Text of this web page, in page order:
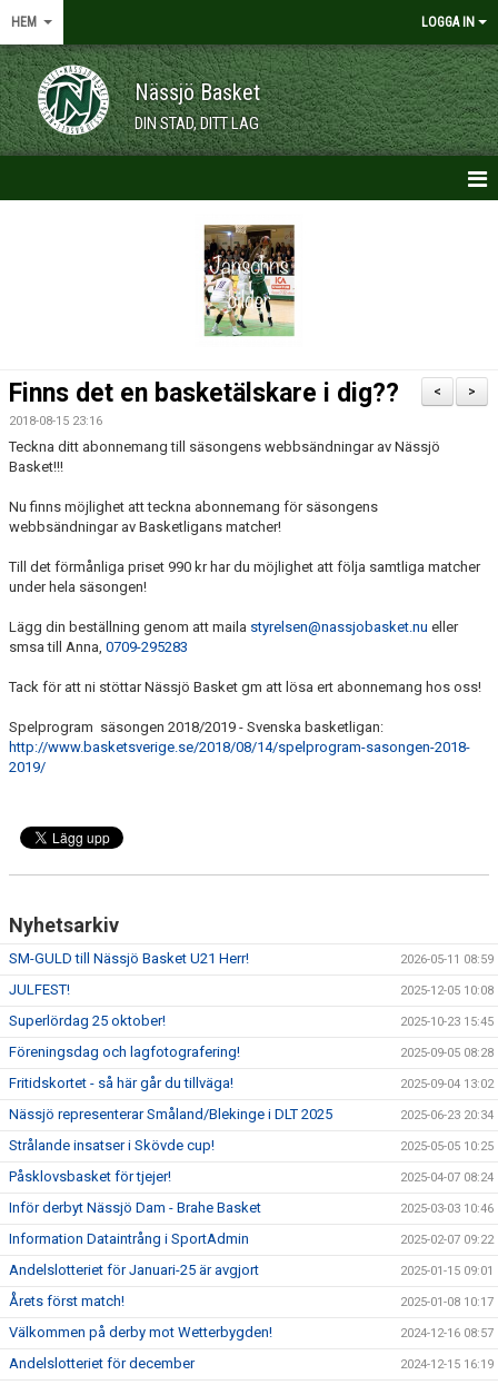
HEM LOGGA IN
Nässjö Basket
DIN STAD, DITT LAG
VÅRA LAG/TRÄNARE
MEDLEMSKAP
UNGDOMSSEKTIONEN
MEDIA
>
<
Finns det en basketälskare i dig??
2018-08-15 23:16
Teckna ditt abonnemang till säsongens webbsändningar av Nässjö
Basket!!!
Nu finns möjlighet att teckna abonnemang för säsongens
webbsändningar av Basketligans matcher!
Till det förmånliga priset 990 kr har du möjlighet att följa samtliga matcher
under hela säsongen!
Lägg din beställning genom att maila styrelsen@nassjobasket.nu eller
smsa till Anna, 0709-295283
Tack för att ni stöttar Nässjö Basket gm att lösa ert abonnemang hos oss!
Spelprogram säsongen 2018/2019 - Svenska basketligan:
http://www.basketsverige.se/2018/08/14/spelprogram-sasongen-2018-
2019/
Nyhetsarkiv
SM-GULD till Nässjö Basket U21 Herr! 2026-05-11 08:59
JULFEST! 2025-12-05 10:08
Superlördag 25 oktober! 2025-10-23 15:45
Föreningsdag och lagfotografering! 2025-09-05 08:28
Fritidskortet - så här går du tillväga! 2025-09-04 13:02
Nässjö representerar Småland/Blekinge i DLT 2025 2025-06-23 20:34
Strålande insatser i Skövde cup! 2025-05-05 10:25
Påsklovsbasket för tjejer! 2025-04-07 08:24
Inför derbyt Nässjö Dam - Brahe Basket 2025-03-03 10:46
Information Dataintrång i SportAdmin 2025-02-07 09:22
Andelslotteriet för Januari-25 är avgjort 2025-01-15 09:01
Årets först match! 2025-01-08 10:17
Välkommen på derby mot Wetterbygden! 2024-12-16 08:57
Andelslotteriet för december 2024-12-15 16:19